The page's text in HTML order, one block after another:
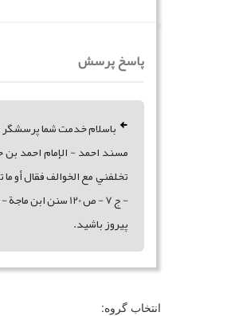
پاسخ پرسش
باسلام خدمت شما
پيروز باشيد.
انتخاب گروه: